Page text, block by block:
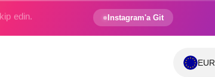
Instagram'a Git
EUR